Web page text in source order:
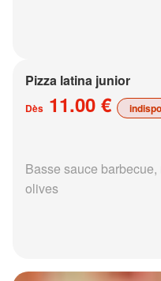
Pizza latina junior
Dès 11.00 €
Basse sauce
olives